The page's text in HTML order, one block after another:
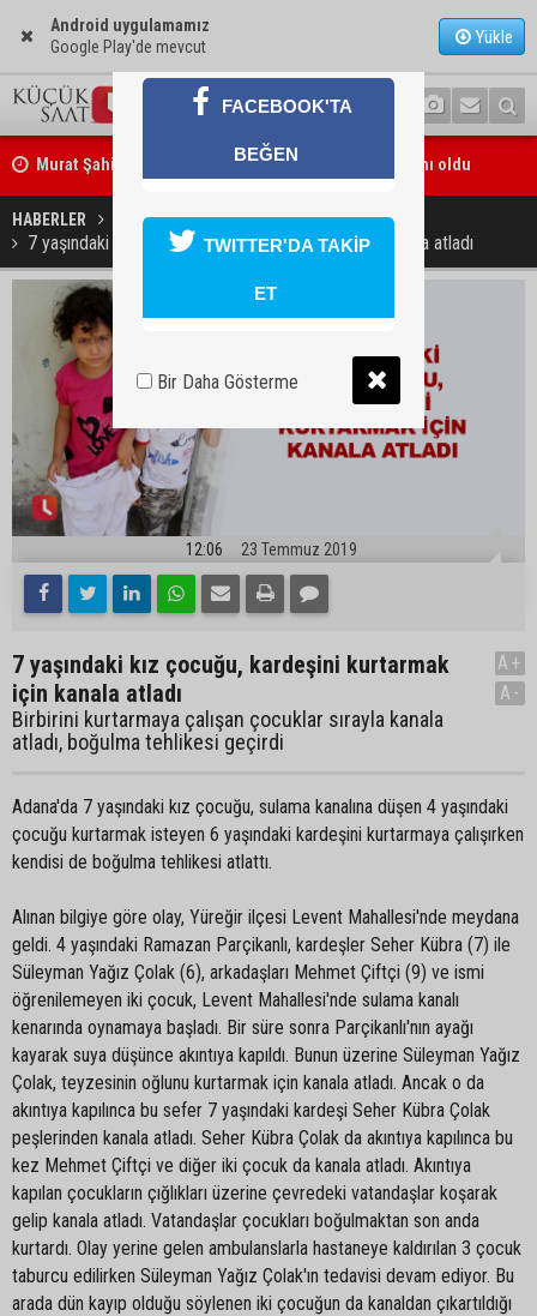
Android uygulamamız
Google Play'de mevcut
Yükle
Murat Şahin Aktürk, YENİ Parti Tufanbeyli İlçe Başkanı oldu
ASKİ Genel Müdürü Mansur Aladağ emekli oldu
HABERLER YAŞAM
7 yaşındaki kız çocuğu, kardeşini kurtarmak için kanala atladı
12:06 23 Temmuz 2019
7 yaşındaki kız çocuğu, kardeşini kurtarmak
için kanala atladı
Birbirini kurtarmaya çalışan çocuklar sırayla kanala
atladı, boğulma tehlikesi geçirdi
A+
A-
Adana'da 7 yaşındaki kız çocuğu, sulama kanalına düşen 4 yaşındaki
çocuğu kurtarmak isteyen 6 yaşındaki kardeşini kurtarmaya çalışırken
kendisi de boğulma tehlikesi atlattı.
Alınan bilgiye göre olay, Yüreğir ilçesi Levent Mahallesi'nde meydana
geldi. 4 yaşındaki Ramazan Parçikanlı, kardeşler Seher Kübra (7) ile
Süleyman Yağız Çolak (6), arkadaşları Mehmet Çiftçi (9) ve ismi
öğrenilemeyen iki çocuk, Levent Mahallesi'nde sulama kanalı
kenarında oynamaya başladı. Bir süre sonra Parçikanlı'nın ayağı
kayarak suya düşünce akıntıya kapıldı. Bunun üzerine Süleyman Yağız
Çolak, teyzesinin oğlunu kurtarmak için kanala atladı. Ancak o da
akıntıya kapılınca bu sefer 7 yaşındaki kardeşi Seher Kübra Çolak
peşlerinden kanala atladı. Seher Kübra Çolak da akıntıya kapılınca bu
kez Mehmet Çiftçi ve diğer iki çocuk da kanala atladı. Akıntıya
kapılan çocukların çığlıkları üzerine çevredeki vatandaşlar koşarak
gelip kanala atladı. Vatandaşlar çocukları boğulmaktan son anda
kurtardı. Olay yerine gelen ambulanslarla hastaneye kaldırılan 3 çocuk
taburcu edilirken Süleyman Yağız Çolak'ın tedavisi devam ediyor. Bu
arada dün kayıp olduğu söylenen iki çocuğun da kanaldan çıkartıldığı
FACEBOOK'TA
BEĞEN
TWITTER'DA TAKİP
ET
Bir Daha Gösterme